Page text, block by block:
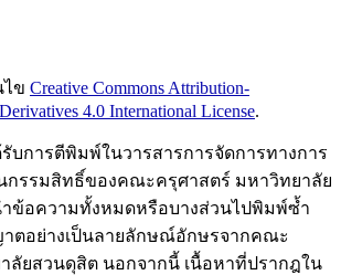
ไข Creative Commons Attribution-
4.0 International License.
การตีพิมพ์ในวารสารการจัดการทางการ
กรรมสิทธิ์ของคณะครุศาสตร์ มหาวิทยาลัย
ข้อความทั้งหมดหรือบางส่วนไปพิมพ์ซ้ำ
าตอย่างเป็นลายลักษณ์อักษรจากคณะ
ลัยสวนดุสิต นอกจากนี้ เนื้อหาที่ปรากฎใน